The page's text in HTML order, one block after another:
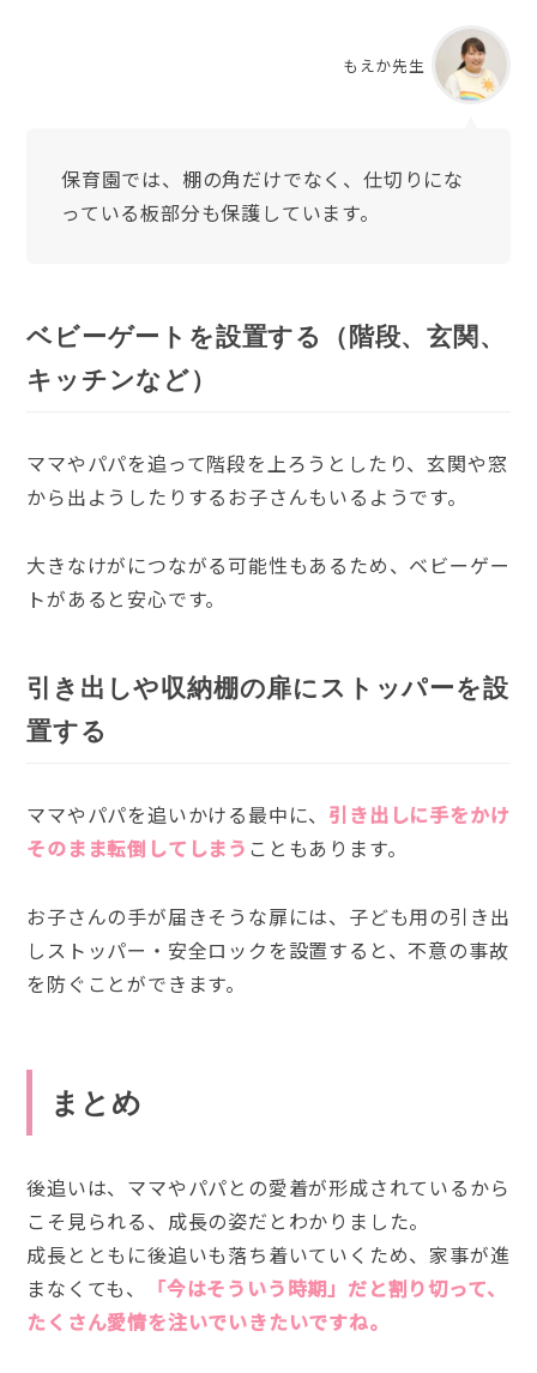
もえか先生
保育園では、棚の角だけでなく、仕切りにな
っている板部分も保護しています。
ベビーゲートを設置する（階段、玄関、
キッチンなど）
ママやパパを追って階段を上ろうとしたり、玄関や窓
から出ようしたりするお子さんもいるようです。
大きなけがにつながる可能性もあるため、ベビーゲー
トがあると安心です。
引き出しや収納棚の扉にストッパーを設
置する
ママやパパを追いかける最中に、 引き出しに手をかけ
そのまま転倒してしまう こともあります。
お子さんの手が届きそうな扉には、子ども用の引き出
しストッパー・安全ロックを設置すると、不意の事故
を防ぐことができます。
まとめ
後追いは、ママやパパとの愛着が形成されているから
こそ見られる、成長の姿だとわかりました。
成長とともに後追いも落ち着いていくため、家事が進
まなくても、
「今はそういう時期」だと割り切って、
たくさん愛情を注いでいきたいですね。